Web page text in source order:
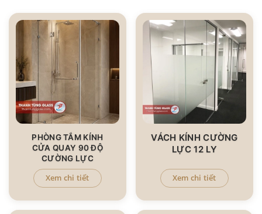
PHÒNG TẮM KÍNH
CỬA QUAY 90 ĐỘ
CƯỜNG LỰC
Xem chi tiết
VÁCH KÍNH CƯỜNG
LỰC 12 LY
Xem chi tiết